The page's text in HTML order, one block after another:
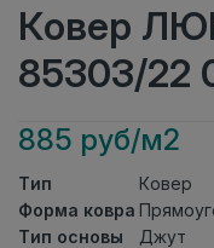
Ковер
85303/22
885 руб/м2
Тип
Ковер
Форма ковра
Тип основы
Джут